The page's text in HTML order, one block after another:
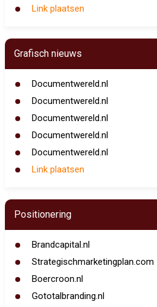
Link plaatsen
Grafisch nieuws
Documentwereld.nl
Documentwereld.nl
Documentwereld.nl
Documentwereld.nl
Documentwereld.nl
Link plaatsen
Positionering
Brandcapital.nl
Strategischmarketingplan.com
Boercroon.nl
Gototalbranding.nl